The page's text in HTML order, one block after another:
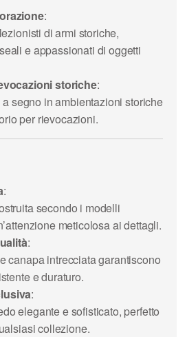
:
di armi storiche,
e appassionati di oggetti
storiche:
segno in ambientazioni storiche
per rievocazioni.
:
secondo i modelli
meticolosa ai dettagli.
:
canapa intrecciata garantiscono
e duraturo.
:
elegante e sofisticato, perfetto
collezione.